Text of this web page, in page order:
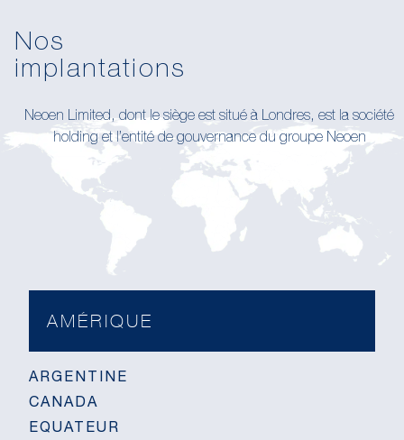
Nos
implantations
Neoen Limited, dont le siège est situé à Londres, est la société
holding et l’entité de gouvernance du groupe Neoen
AMÉRIQUE
ARGENTINE
CANADA
EQUATEUR